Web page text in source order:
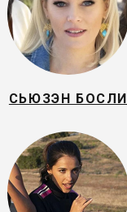
СЬЮЗЭН БОСЛИ